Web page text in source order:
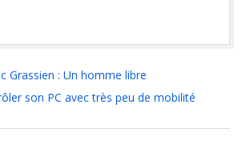
Grassien : Un homme libre
son PC avec très peu de mobilité